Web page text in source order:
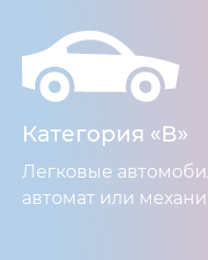
Категория «В»
Легковые
автомат или